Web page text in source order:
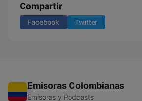
Compartir
Facebook Twitter
Emisoras Colombianas
Emisoras y Podcasts